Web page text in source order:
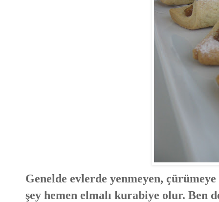
Genelde evlerde yenmeyen,
şey hemen elmalı kurabiye olur. Ben